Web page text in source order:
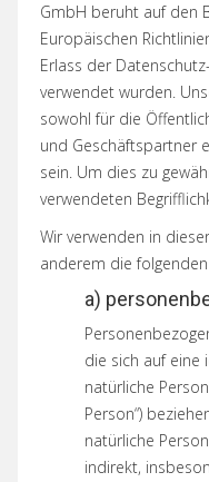
GmbH beruht auf den
Europäischen
Erlass der
verwendet wurden.
sowohl für die
und Geschäftspartner
sein. Um dies zu
verwendeten
Wir verwenden in
anderem die
a)
die sich auf
natürliche
Person“)
natürliche
indirekt,